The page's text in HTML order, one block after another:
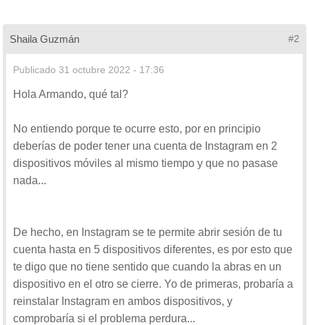
Shaila Guzmán #2
Publicado 31 octubre 2022 - 17:36
Hola Armando, qué tal?
No entiendo porque te ocurre esto, por en principio
deberías de poder tener una cuenta de Instagram en 2
dispositivos móviles al mismo tiempo y que no pasase
nada...
De hecho, en Instagram se te permite abrir sesión de tu
cuenta hasta en 5 dispositivos diferentes, es por esto que
te digo que no tiene sentido que cuando la abras en un
dispositivo en el otro se cierre. Yo de primeras, probaría a
reinstalar Instagram en ambos dispositivos, y
comprobaría si el problema perdura...